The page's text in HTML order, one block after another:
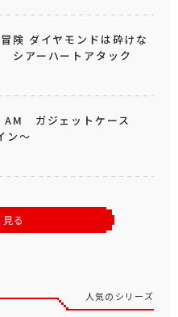
険 ダイヤモンドは砕けな
シアーハートアタック
AM ガジェットケース
ン～
る
人気のシリーズ